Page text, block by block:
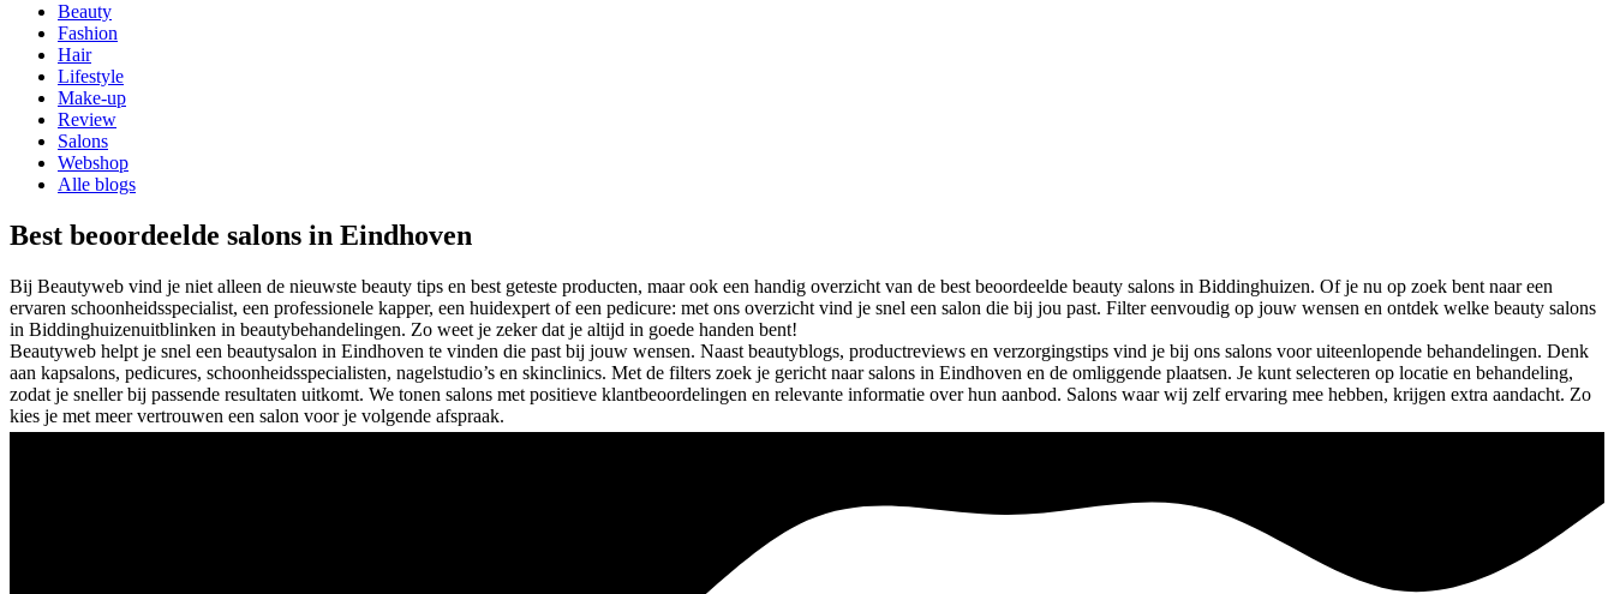
Beauty
Fashion
Hair
Lifestyle
Make-up
Review
Salons
Webshop
Alle blogs
Best beoordeelde salons in Eindhoven
Bij Beautyweb vind je niet alleen de nieuwste beauty tips en best geteste producten, maar ook een handig overzicht van de best beoordeelde beauty salons in Biddinghuizen. Of je nu op zoek bent naar een
ervaren schoonheidsspecialist, een professionele kapper, een huidexpert of een pedicure: met ons overzicht vind je snel een salon die bij jou past. Filter eenvoudig op jouw wensen en ontdek welke beauty salons
in Biddinghuizenuitblinken in beautybehandelingen. Zo weet je zeker dat je altijd in goede handen bent!
Beautyweb helpt je snel een beautysalon in Eindhoven te vinden die past bij jouw wensen. Naast beautyblogs, productreviews en verzorgingstips vind je bij ons salons voor uiteenlopende behandelingen. Denk
aan kapsalons, pedicures, schoonheidsspecialisten, nagelstudio’s en skinclinics. Met de filters zoek je gericht naar salons in Eindhoven en de omliggende plaatsen. Je kunt selecteren op locatie en behandeling,
zodat je sneller bij passende resultaten uitkomt. We tonen salons met positieve klantbeoordelingen en relevante informatie over hun aanbod. Salons waar wij zelf ervaring mee hebben, krijgen extra aandacht. Zo
kies je met meer vertrouwen een salon voor je volgende afspraak.